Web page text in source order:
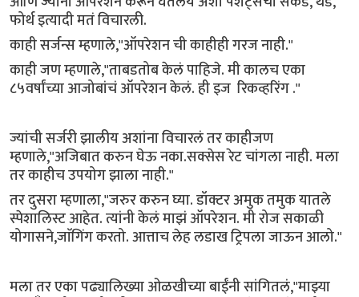
फोर्थ इत्यादी मतं विचारली.
काही सर्जन्स म्हणाले,"ऑपरेशन ची काहीही गरज नाही."
काही जण म्हणाले,"ताबडतोब केलं पाहिजे. मी कालच एका
८५वर्षांच्या आजोबांचं ऑपरेशन केलं. ही इज रिकव्हरिंग ."
ज्यांची सर्जरी झालीय अशांना विचारलं तर काहीजण
म्हणाले,"अजिबात करुन घेऊ नका.सक्सेस रेट चांगला नाही. मला
तर काहीच उपयोग झाला नाही."
तर दुसरा म्हणाला,"जरुर करुन घ्या. डॉक्टर अमुक तमुक यातले
स्पेशालिस्ट आहेत. त्यांनी केलं माझं ऑपरेशन. मी रोज सकाळी
योगासने,जाॅगिंग करतो. आत्ताच लेह लडाख ट्रिपला जाऊन आलो."
मला तर एका पढ्यालिख्या ओळखीच्या बाईंनी सांगितलं,"माझ्या